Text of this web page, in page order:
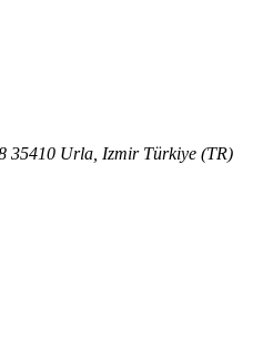
35410 Urla, Izmir Türkiye (TR)